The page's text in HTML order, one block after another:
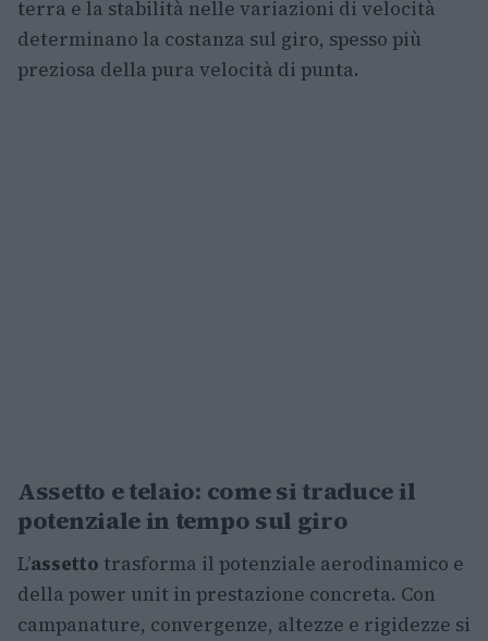
terra e la stabilità nelle variazioni di velocità
determinano la costanza sul giro, spesso più
preziosa della pura velocità di punta.
Assetto e telaio: come si traduce il
potenziale in tempo sul giro
L’assetto trasforma il potenziale aerodinamico e
della power unit in prestazione concreta. Con
campanature, convergenze, altezze e rigidezze si